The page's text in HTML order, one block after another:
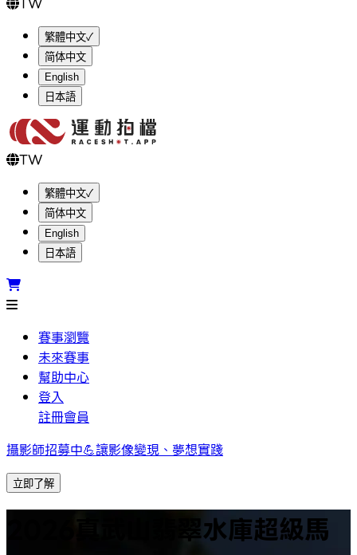
繁體中文✓
简体中文
English
日本語
TW
繁體中文✓
简体中文
English
日本語
賽事瀏覽
未來賽事
幫助中心
登入
註冊會員
攝影師招募中💪讓影像變現、夢想實踐
立即了解
2026真武山翡翠水庫超級馬